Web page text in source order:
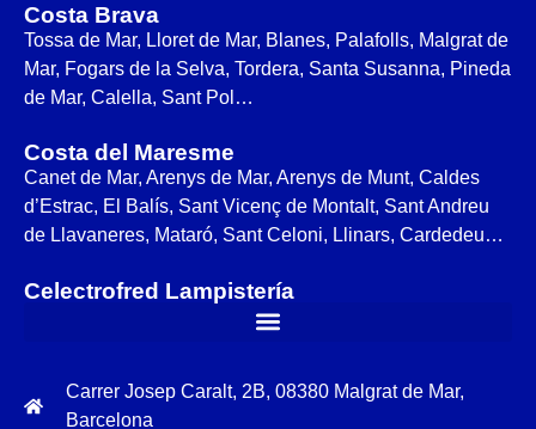
Costa Brava
Tossa de Mar, Lloret de Mar, Blanes, Palafolls, Malgrat de
Mar, Fogars de la Selva, Tordera, Santa Susanna, Pineda
de Mar, Calella, Sant Pol…
Costa del Maresme
Canet de Mar, Arenys de Mar, Arenys de Munt, Caldes
d’Estrac, El Balís, Sant Vicenç de Montalt, Sant Andreu
de Llavaneres, Mataró, Sant Celoni, Llinars, Cardedeu…
Celectrofred Lampistería
Carrer Josep Caralt, 2B, 08380 Malgrat de Mar,
Barcelona